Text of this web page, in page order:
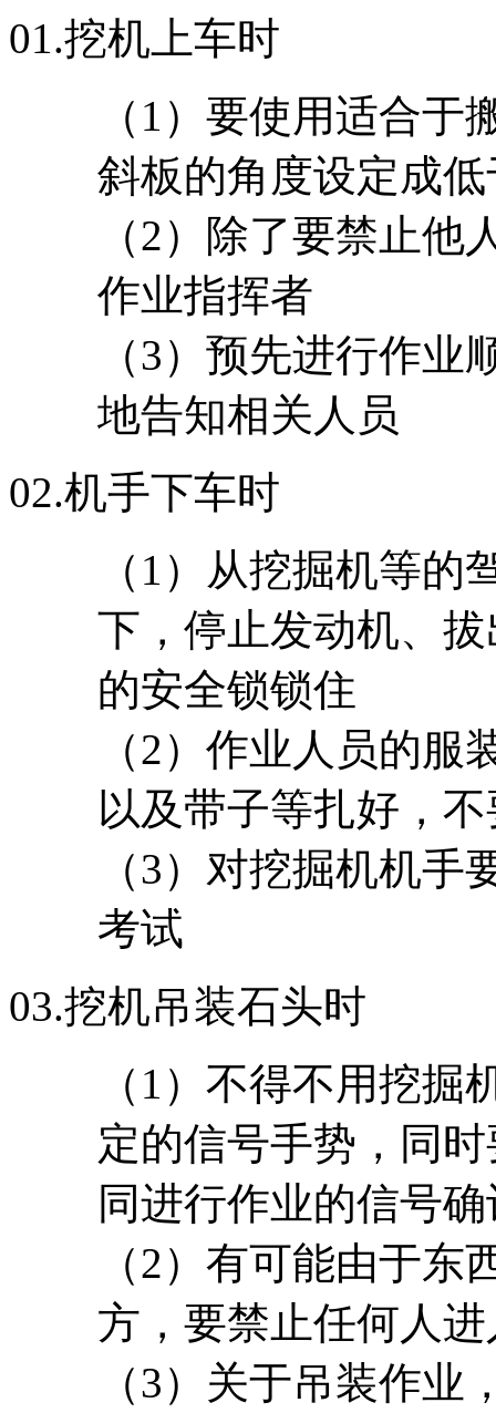
01.挖机上车时
（1）要使用适合
斜板的角度设定成低
（2）除了要禁止
作业指挥者
（3）预先进行作
地告知相关人员
02.机手下车时
（1）从挖掘机等
下，停止发动机、
的安全锁锁住
（2）作业人员的
以及带子等扎好，
（3）对挖掘机机
考试
03.挖机吊装石头时
（1）不得不用挖
定的信号手势，同
同进行作业的信号
（2）有可能由于
方，要禁止任何人进
（3）关于吊装作